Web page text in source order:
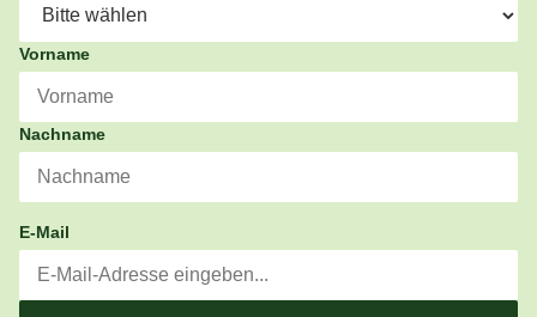
Vorname
Nachname
E-Mail